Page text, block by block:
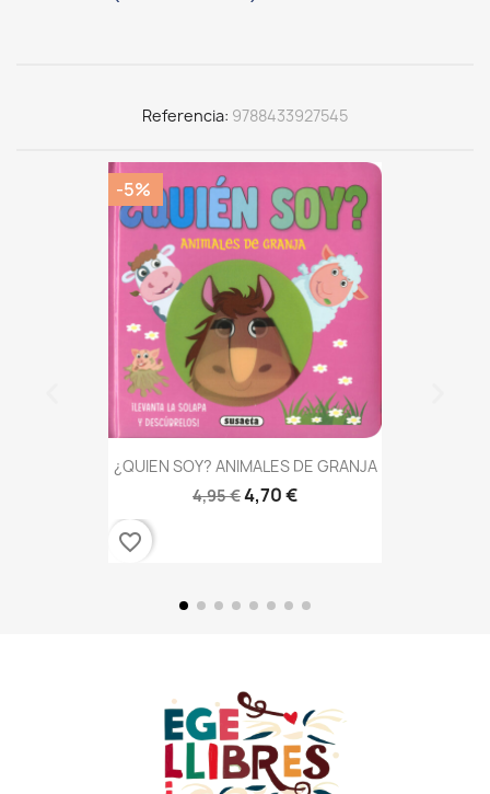
Referencia 9788433927545
¿QUIEN SOY? ANIMALES DE GRANJA
4,95 €4,70 €
-5%
favorite_border